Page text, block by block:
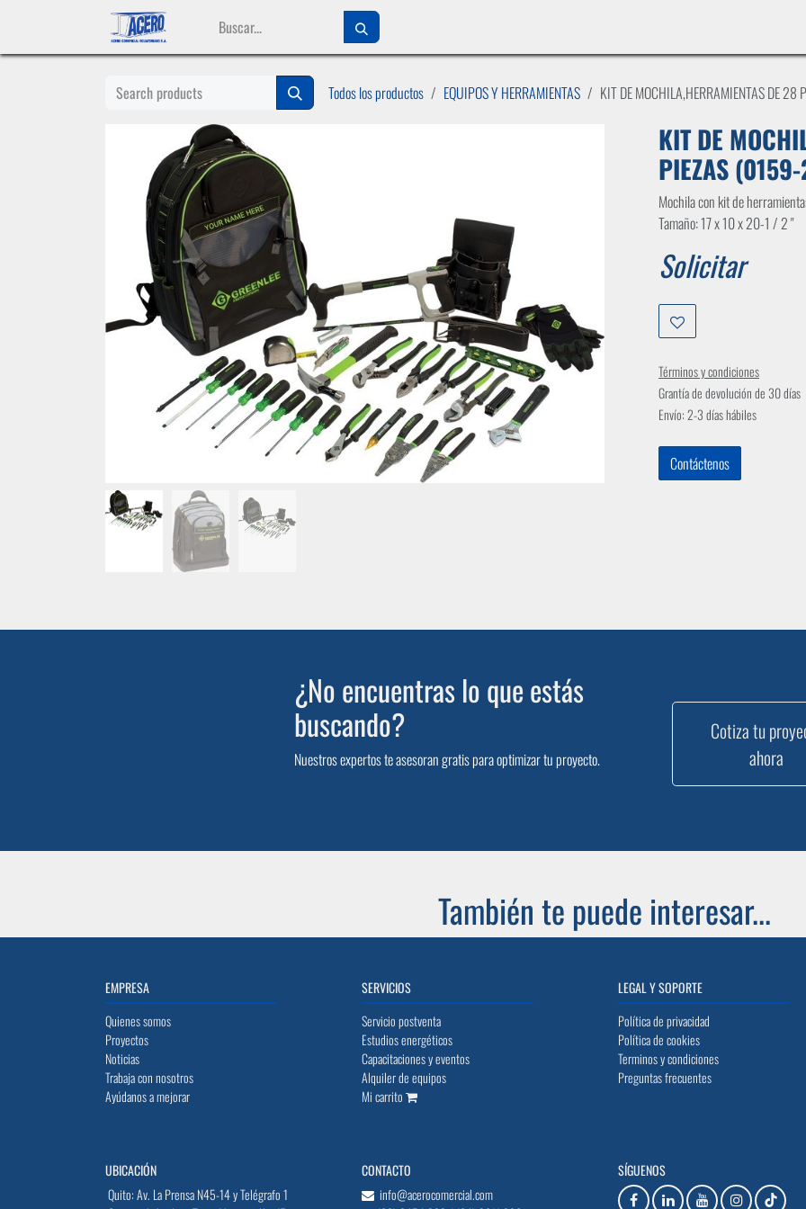
Todos los productos EQUIPOS Y HERRAMIENTAS KIT DE MOCHILA,HERRAMIENTAS DE
KIT DE
PIEZAS
Mochila con kit de
Tamaño: 17 x 10 x 20-1 / 2 "
Solicitar
Términos y condiciones
Grantía de devolución de 30 días
Envío: 2-3 días hábiles
Contáctenos
¿No encuentras lo que estás
buscando?
Nuestros expertos te asesoran gratis para optimizar tu proyecto.
Cotiza tu
ahora
También te puede interesar...
EMPRESA
Quienes somos
Proyectos
Noticias
Trabaja con nosotros
Ayúdanos a mejorar
SERVICIOS
Servicio postventa
Estudios energéticos
Capacitaciones y eventos
Alquiler de equipos
Mi carrito
LEGAL Y SOPORTE
Política de privacidad
Política de cookies
Terminos y condiciones
Preguntas frecuentes
UBICACIÓN
Quito: Av. La Prensa N45-14 y Telégrafo 1
CONTACTO
info@acerocomercial.com
SÍGUENOS